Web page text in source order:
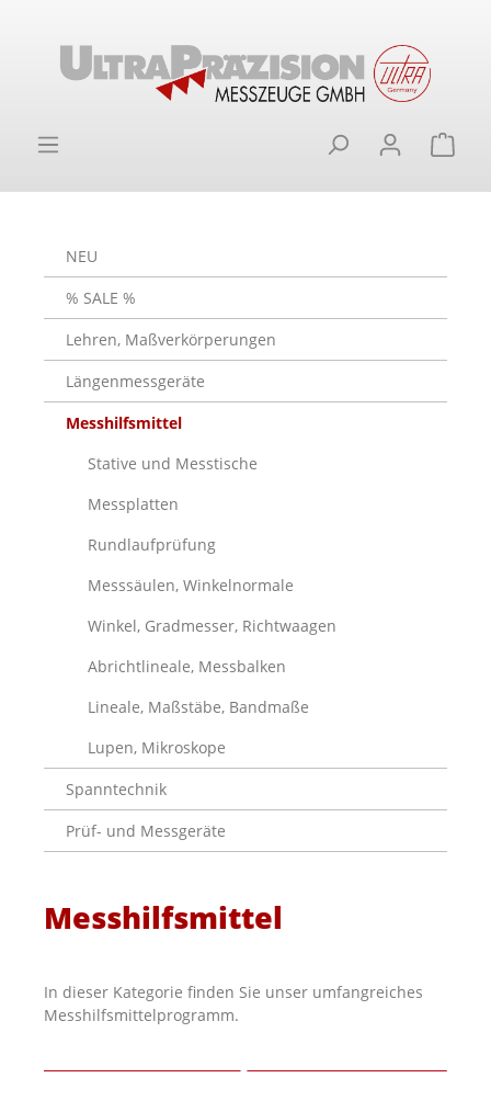
NEU
% SALE %
Lehren, Maßverkörperungen
Längenmessgeräte
Messhilfsmittel
Stative und Messtische
Messplatten
Rundlaufprüfung
Messsäulen, Winkelnormale
Winkel, Gradmesser, Richtwaagen
Abrichtlineale, Messbalken
Lineale, Maßstäbe, Bandmaße
Lupen, Mikroskope
Spanntechnik
Prüf- und Messgeräte
Messhilfsmittel
In dieser Kategorie finden Sie unser umfangreiches
Messhilfsmittelprogramm.